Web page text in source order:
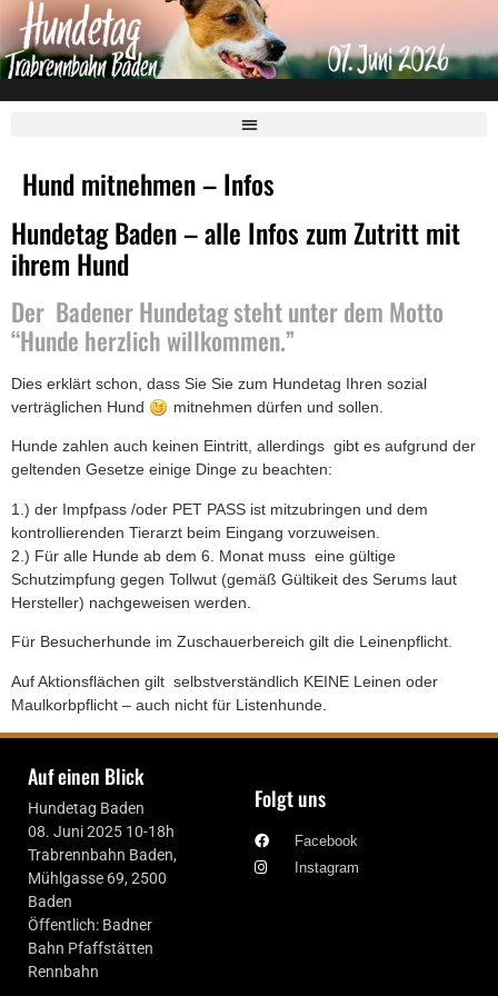
Hund mitnehmen – Infos
Hundetag Baden – alle Infos zum Zutritt mit
ihrem Hund
Der Badener Hundetag steht unter dem Motto
“Hunde herzlich willkommen.”
Dies erklärt schon, dass Sie Sie zum Hundetag Ihren sozial
verträglichen Hund
mitnehmen dürfen und sollen.
Hunde zahlen auch keinen Eintritt, allerdings gibt es aufgrund der
geltenden Gesetze einige Dinge zu beachten:
1.) der Impfpass /oder PET PASS ist mitzubringen und dem
kontrollierenden Tierarzt beim Eingang vorzuweisen.
2.) Für alle Hunde ab dem 6. Monat muss eine gültige
Schutzimpfung gegen Tollwut (gemäß Gültikeit des Serums laut
Hersteller) nachgeweisen werden.
Für Besucherhunde im Zuschauerbereich gilt die Leinenpflicht.
Auf Aktionsflächen gilt selbstverständlich KEINE Leinen oder
Maulkorbpflicht – auch nicht für Listenhunde.
Auf einen Blick
Hundetag Baden
08. Juni 2025 10-18h
Trabrennbahn Baden,
Mühlgasse 69, 2500
Baden
Öffentlich: Badner
Bahn Pfaffstätten
Rennbahn
Folgt uns
Facebook
Instagram